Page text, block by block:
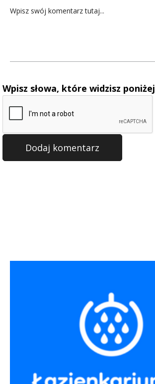
Wpisz słowa, które widzisz poniżej